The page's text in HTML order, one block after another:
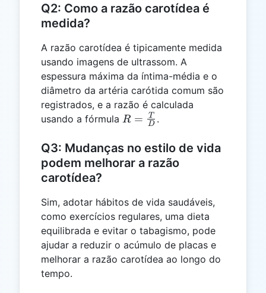
Q2: Como a razão carotídea é
medida?
A razão carotídea é tipicamente medida
usando imagens de ultrassom. A
espessura máxima da íntima-média e o
diâmetro da artéria carótida comum são
registrados, e a razão é calculada
usando a fórmula R =
{D}
R = D
T .
Q3: Mudanças no estilo de vida
podem melhorar a razão
carotídea?
Sim, adotar hábitos de vida saudáveis,
como exercícios regulares, uma dieta
equilibrada e evitar o tabagismo, pode
ajudar a reduzir o acúmulo de placas e
melhorar a razão carotídea ao longo do
tempo.